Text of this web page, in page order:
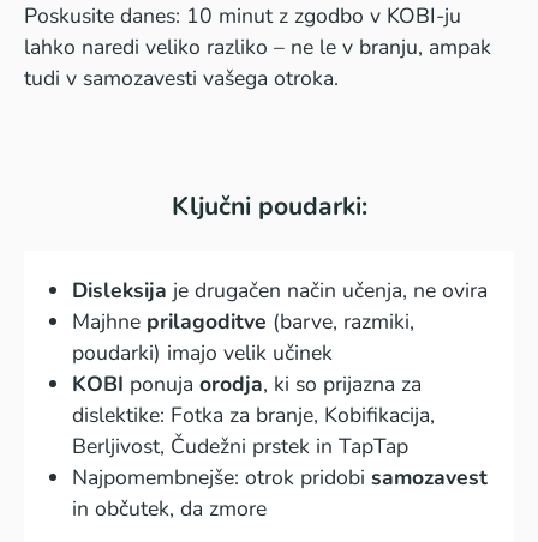
Poskusite danes: 10 minut z zgodbo v KOBI-ju
lahko naredi veliko razliko – ne le v branju, ampak
tudi v samozavesti vašega otroka.
Ključni poudarki:
Disleksija je drugačen način učenja, ne ovira
Majhne prilagoditve (barve, razmiki,
poudarki) imajo velik učinek
KOBI ponuja orodja, ki so prijazna za
dislektike: Fotka za branje, Kobifikacija,
Berljivost, Čudežni prstek in TapTap
Najpomembnejše: otrok pridobi samozavest
in občutek, da zmore